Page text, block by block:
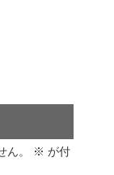
。 ※ が付